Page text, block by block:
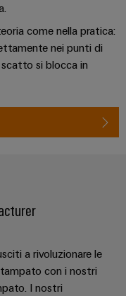
come nella pratica:
nei punti di
si blocca in
a rivoluzionare le
con i nostri
I nostri